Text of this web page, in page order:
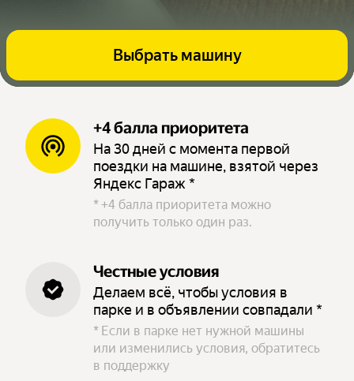
Выбрать машину
+4 балла приоритета
На 30 дней с момента первой
поездки на машине, взятой через
Яндекс Гараж *
* +4 балла приоритета можно
получить только один раз.
Честные условия
Делаем всё, чтобы условия в
парке и в объявлении совпадали *
* Если в парке нет нужной машины
или изменились условия, обратитесь
в поддержку